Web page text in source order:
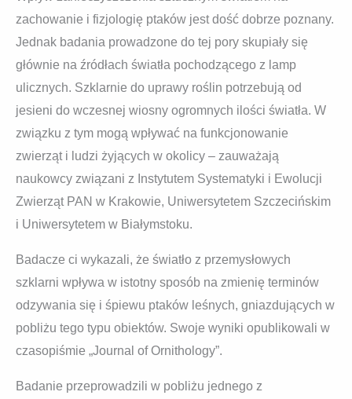
zachowanie i fizjologię ptaków jest dość dobrze poznany.
Jednak badania prowadzone do tej pory skupiały się
głównie na źródłach światła pochodzącego z lamp
ulicznych. Szklarnie do uprawy roślin potrzebują od
jesieni do wczesnej wiosny ogromnych ilości światła. W
związku z tym mogą wpływać na funkcjonowanie
zwierząt i ludzi żyjących w okolicy – zauważają
naukowcy związani z Instytutem Systematyki i Ewolucji
Zwierząt PAN w Krakowie, Uniwersytetem Szczecińskim
i Uniwersytetem w Białymstoku.
Badacze ci wykazali, że światło z przemysłowych
szklarni wpływa w istotny sposób na zmienię terminów
odzywania się i śpiewu ptaków leśnych, gniazdujących w
pobliżu tego typu obiektów. Swoje wyniki opublikowali w
czasopiśmie „Journal of Ornithology”.
Badanie przeprowadzili w pobliżu jednego z